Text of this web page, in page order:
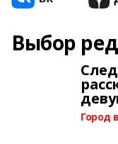
Выбор
Город